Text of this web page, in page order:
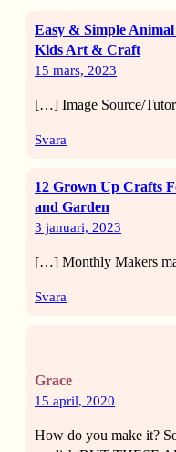
Easy & Simple
Kids Art & Craft
15 mars, 2023
[…] Image Source/
Svara
12 Grown Up Crafts
and Garden
3 januari, 2023
[…] Monthly Makers
Svara
Grace
15 april, 2020
How do you make it?